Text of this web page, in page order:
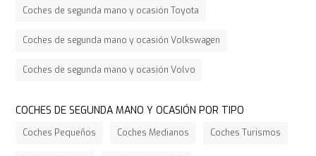
Coches de segunda mano y ocasión Toyota
Coches de segunda mano y ocasión Volkswagen
Coches de segunda mano y ocasión Volvo
COCHES DE SEGUNDA MANO Y OCASIÓN POR TIPO
Coches Pequeños Coches Medianos Coches Turismos